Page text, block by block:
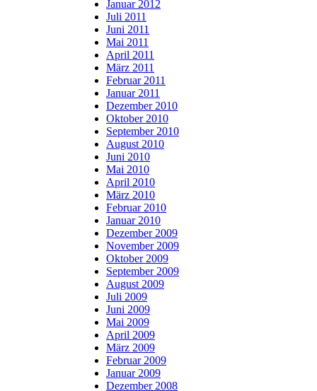
Januar 2012
Juli 2011
Juni 2011
Mai 2011
April 2011
März 2011
Februar 2011
Januar 2011
Dezember 2010
Oktober 2010
September 2010
August 2010
Juni 2010
Mai 2010
April 2010
März 2010
Februar 2010
Januar 2010
Dezember 2009
November 2009
Oktober 2009
September 2009
August 2009
Juli 2009
Juni 2009
Mai 2009
April 2009
März 2009
Februar 2009
Januar 2009
Dezember 2008